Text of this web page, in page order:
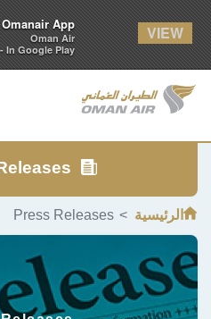
Omanair App
Oman Air
FREE - In Google Play
Press Releases
Press